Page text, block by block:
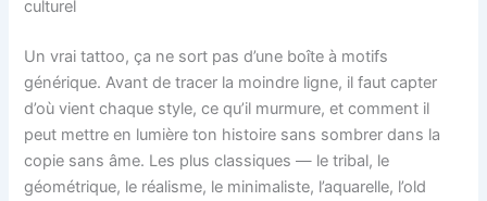
culturel
Un vrai tattoo, ça ne sort pas d’une boîte à motifs
générique. Avant de tracer la moindre ligne, il faut capter
d’où vient chaque style, ce qu’il murmure, et comment il
peut mettre en lumière ton histoire sans sombrer dans la
copie sans âme. Les plus classiques — le tribal, le
géométrique, le réalisme, le minimaliste, l’aquarelle, l’old